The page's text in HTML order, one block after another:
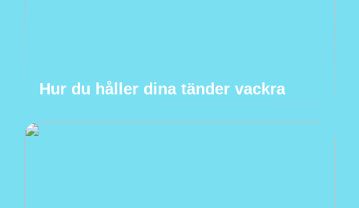
Hur du håller dina tänder vackra